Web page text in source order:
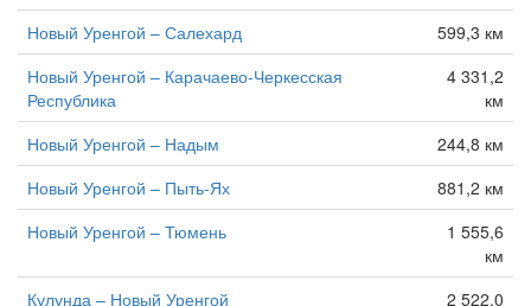
Новый Уренгой – Салехард
599,3 км
Новый Уренгой – Карачаево-Черкесская
Республика
4 331,2
км
Новый Уренгой – Надым
244,8 км
Новый Уренгой – Пыть-Ях
881,2 км
Новый Уренгой – Тюмень
1 555,6
км
Кулунда – Новый Уренгой
2 522,0